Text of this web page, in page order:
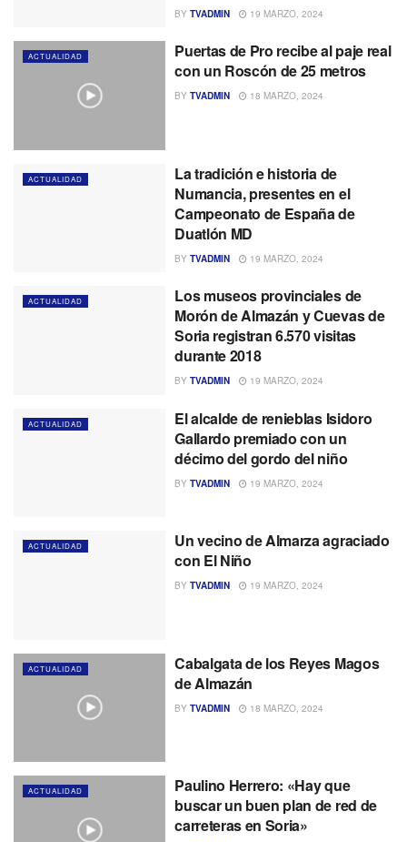
BY TVADMIN 19 MARZO, 2024
ACTUALIDAD
Puertas de Pro recibe al paje real
con un Roscón de 25 metros
BY TVADMIN 18 MARZO, 2024
ACTUALIDAD
La tradición e historia de
Numancia, presentes en el
Campeonato de España de
Duatlón MD
BY TVADMIN 19 MARZO, 2024
ACTUALIDAD
Los museos provinciales de
Morón de Almazán y Cuevas de
Soria registran 6.570 visitas
durante 2018
BY TVADMIN 19 MARZO, 2024
ACTUALIDAD
El alcalde de renieblas Isidoro
Gallardo premiado con un
décimo del gordo del niño
BY TVADMIN 19 MARZO, 2024
ACTUALIDAD
Un vecino de Almarza agraciado
con El Niño
BY TVADMIN 19 MARZO, 2024
ACTUALIDAD
Cabalgata de los Reyes Magos
de Almazán
BY TVADMIN 18 MARZO, 2024
ACTUALIDAD
Paulino Herrero: «Hay que
buscar un buen plan de red de
carreteras en Soria»